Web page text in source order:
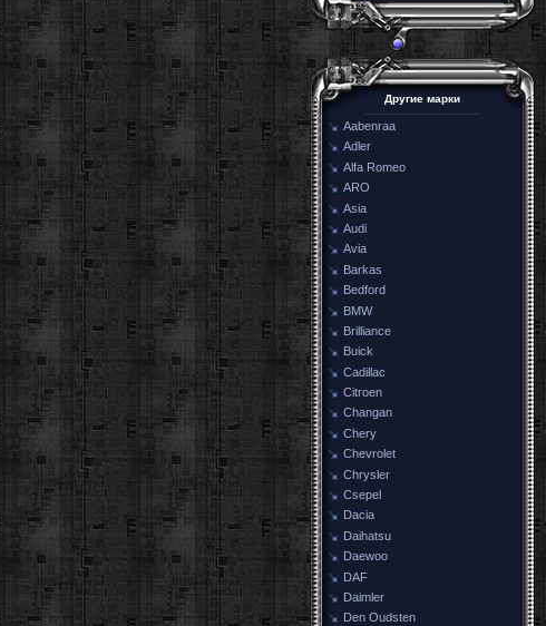
Другие марки
Aabenraa
Adler
Alfa Romeo
ARO
Asia
Audi
Avia
Barkas
Bedford
BMW
Brilliance
Buick
Cadillac
Citroen
Changan
Chery
Chevrolet
Chrysler
Csepel
Dacia
Daihatsu
Daewoo
DAF
Daimler
Den Oudsten